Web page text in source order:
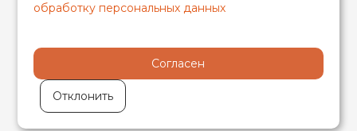
обработку персональных данных
Согласен
Отклонить